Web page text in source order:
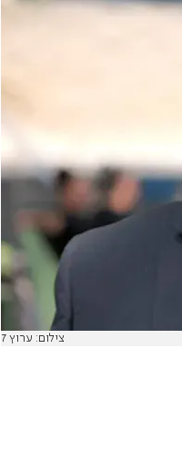
צילום: ערוץ 7